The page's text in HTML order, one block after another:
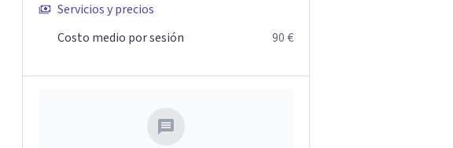
Servicios y precios
Costo medio por sesión
90 €